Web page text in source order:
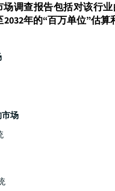
调查报告包括对该行
2032年的“百万单位”估算
场